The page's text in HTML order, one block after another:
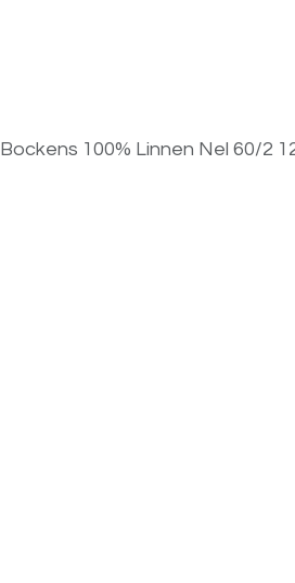
Bockens 100% Linnen Nel 60/2